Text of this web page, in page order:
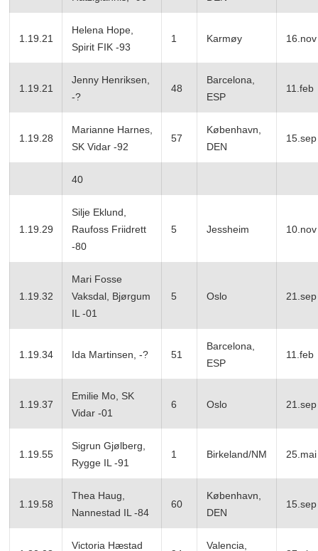
1.19.21
Helena Hope,
Spirit FIK -93
1 Karmøy 16.nov
1.19.21
Jenny Henriksen,
-?
48
Barcelona,
ESP
11.feb
1.19.28
Marianne Harnes,
SK Vidar -92
57
København,
DEN
15.sep
40
1.19.29
Silje Eklund,
Raufoss Friidrett
-80
5 Jessheim 10.nov
1.19.32
Mari Fosse
Vaksdal, Bjørgum
IL -01
5 Oslo 21.sep
1.19.34 Ida Martinsen, -? 51
Barcelona,
ESP
11.feb
1.19.37
Emilie Mo, SK
Vidar -01
6 Oslo 21.sep
1.19.55
Sigrun Gjølberg,
Rygge IL -91
1 Birkeland/NM 25.mai
1.19.58
Thea Haug,
Nannestad IL -84
60
København,
DEN
15.sep
Victoria Hæstad
Valencia,